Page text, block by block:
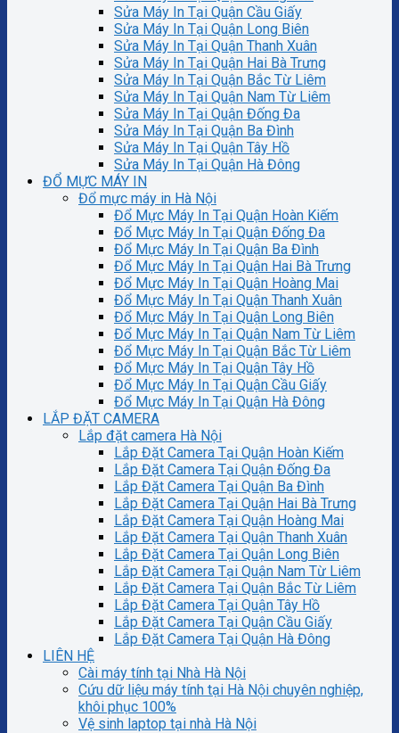
Sửa Máy In Tại Quận Cầu Giấy
Sửa Máy In Tại Quận Long Biên
Sửa Máy In Tại Quận Thanh Xuân
Sửa Máy In Tại Quận Hai Bà Trưng
Sửa Máy In Tại Quận Bắc Từ Liêm
Sửa Máy In Tại Quận Nam Từ Liêm
Sửa Máy In Tại Quận Đống Đa
Sửa Máy In Tại Quận Ba Đình
Sửa Máy In Tại Quận Tây Hồ
Sửa Máy In Tại Quận Hà Đông
ĐỔ MỰC MÁY IN
Đổ mực máy in Hà Nội
Đổ Mực Máy In Tại Quận Hoàn Kiếm
Đổ Mực Máy In Tại Quận Đống Đa
Đổ Mực Máy In Tại Quận Ba Đình
Đổ Mực Máy In Tại Quận Hai Bà Trưng
Đổ Mực Máy In Tại Quận Hoàng Mai
Đổ Mực Máy In Tại Quận Thanh Xuân
Đổ Mực Máy In Tại Quận Long Biên
Đổ Mực Máy In Tại Quận Nam Từ Liêm
Đổ Mực Máy In Tại Quận Bắc Từ Liêm
Đổ Mực Máy In Tại Quận Tây Hồ
Đổ Mực Máy In Tại Quận Cầu Giấy
Đổ Mực Máy In Tại Quận Hà Đông
LẮP ĐẶT CAMERA
Lắp đặt camera Hà Nội
Lắp Đặt Camera Tại Quận Hoàn Kiếm
Lắp Đặt Camera Tại Quận Đống Đa
Lắp Đặt Camera Tại Quận Ba Đình
Lắp Đặt Camera Tại Quận Hai Bà Trưng
Lắp Đặt Camera Tại Quận Hoàng Mai
Lắp Đặt Camera Tại Quận Thanh Xuân
Lắp Đặt Camera Tại Quận Long Biên
Lắp Đặt Camera Tại Quận Nam Từ Liêm
Lắp Đặt Camera Tại Quận Bắc Từ Liêm
Lắp Đặt Camera Tại Quận Tây Hồ
Lắp Đặt Camera Tại Quận Cầu Giấy
Lắp Đặt Camera Tại Quận Hà Đông
LIÊN HỆ
Cài máy tính tại Nhà Hà Nội
Cứu dữ liệu máy tính tại Hà Nội chuyên nghiệp,
khôi phục 100%
Vệ sinh laptop tại nhà Hà Nội